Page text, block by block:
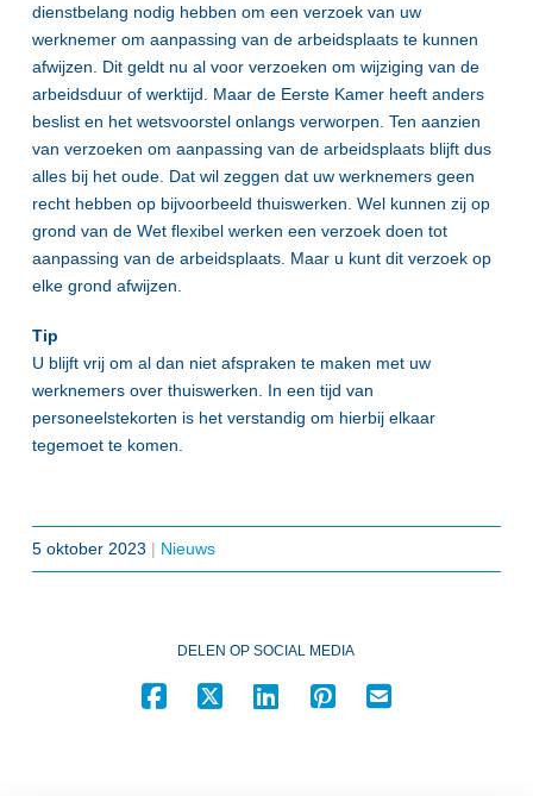
dienstbelang nodig hebben om een verzoek van uw
werknemer om aanpassing van de arbeidsplaats te kunnen
afwijzen. Dit geldt nu al voor verzoeken om wijziging van de
arbeidsduur of werktijd. Maar de Eerste Kamer heeft anders
beslist en het wetsvoorstel onlangs verworpen. Ten aanzien
van verzoeken om aanpassing van de arbeidsplaats blijft dus
alles bij het oude. Dat wil zeggen dat uw werknemers geen
recht hebben op bijvoorbeeld thuiswerken. Wel kunnen zij op
grond van de Wet flexibel werken een verzoek doen tot
aanpassing van de arbeidsplaats. Maar u kunt dit verzoek op
elke grond afwijzen.
Tip
U blijft vrij om al dan niet afspraken te maken met uw
werknemers over thuiswerken. In een tijd van
personeelstekorten is het verstandig om hierbij elkaar
tegemoet te komen.
5 oktober 2023 | Nieuws
DELEN OP SOCIAL MEDIA